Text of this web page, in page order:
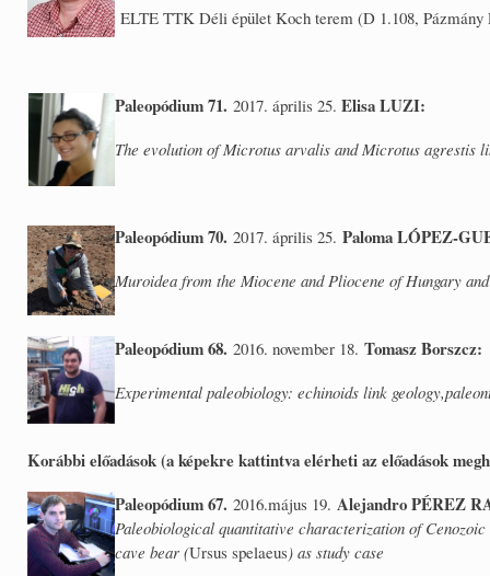
ELTE TTK Déli épület Koch terem (D 1.108, Pázmány
Paleopódium 71. 2017. április 25. Elisa LUZI:
The evolution of Microtus arvalis and Microtus agrestis
Paleopódium 70. 2017. április 25. Paloma LÓPEZ-
Muroidea from the Miocene and Pliocene of Hungary
Paleopódium 68. 2016. november 18. Tomasz Borszcz:
Experimental paleobiology: echinoids link
Korábbi előadások (a képekre kattintva elérheti az előadások
Paleopódium 67. 2016.május 19. Alejandro PÉREZ
Paleobiological quantitative characterization of
cave bear (Ursus spelaeus) as study case